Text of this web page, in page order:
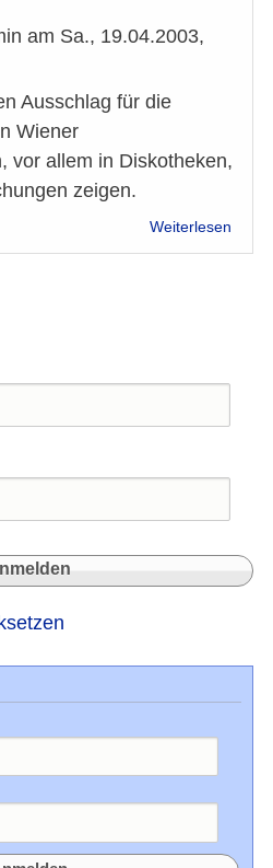
am Sa., 19.04.2003,
Ausschlag für die
Wiener
vor allem in Diskotheken,
zeigen.
Weiterlesen